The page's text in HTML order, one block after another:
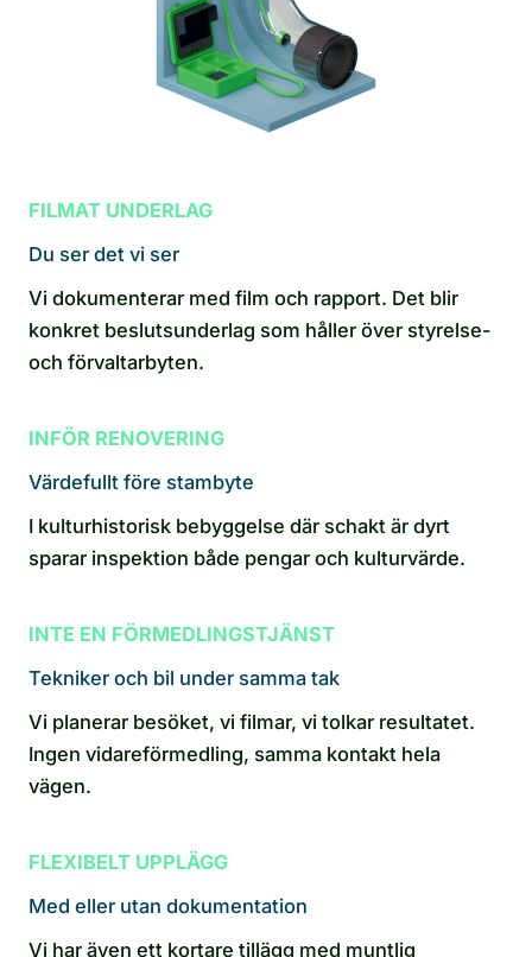
FILMAT UNDERLAG
Du ser det vi ser
Vi dokumenterar med film och rapport. Det blir
konkret beslutsunderlag som håller över styrelse-
och förvaltarbyten.
INFÖR RENOVERING
Värdefullt före stambyte
I kulturhistorisk bebyggelse där schakt är dyrt
sparar inspektion både pengar och kulturvärde.
INTE EN FÖRMEDLINGSTJÄNST
Tekniker och bil under samma tak
Vi planerar besöket, vi filmar, vi tolkar resultatet.
Ingen vidareförmedling, samma kontakt hela
vägen.
FLEXIBELT UPPLÄGG
Med eller utan dokumentation
Vi har även ett kortare tillägg med muntlig